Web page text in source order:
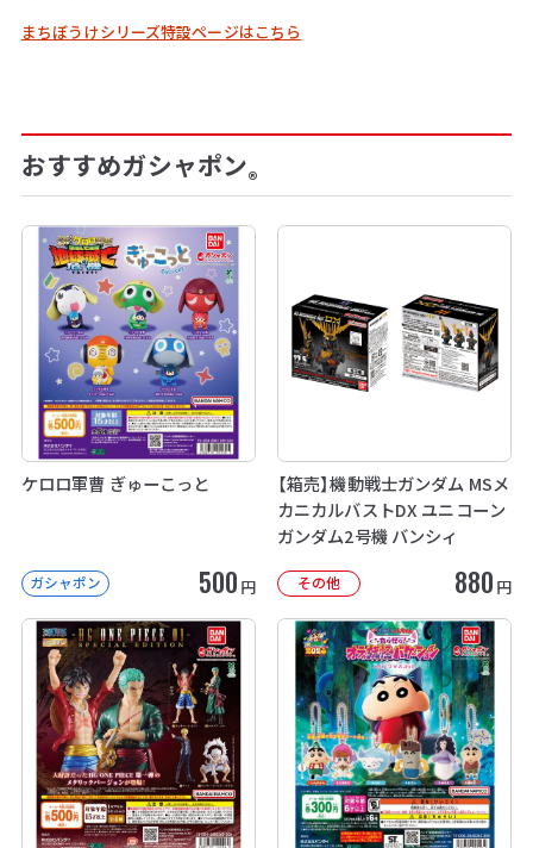
まちぼうけシリーズ特設ページはこちら
おすすめガシャポン®
ケロロ軍曹 ぎゅーこっと
ガシャポン 500 円
【箱売】機動戦士ガンダム MSメ
カニカルバストDX ユニコーン
ガンダム2号機 バンシィ
その他 880 円